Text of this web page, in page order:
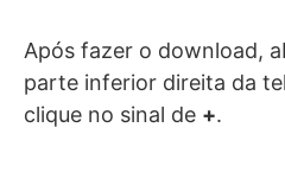
Após fazer o download,
parte inferior direita da
clique no sinal de +.